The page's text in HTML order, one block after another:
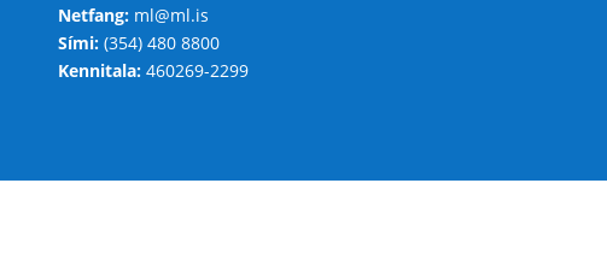
Netfang:ml@ml.is
Sími:(354) 480 8800
Kennitala:460269-2299